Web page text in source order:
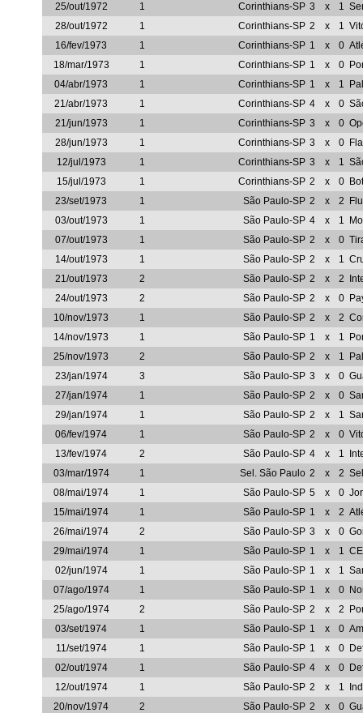
25/out/1972
1 Corinthians-SP 3 x 1
28/out/1972
1 Corinthians-SP 2 x 1
16/fev/1973
1 Corinthians-SP 1 x 0
18/mar/1973
1 Corinthians-SP 1 x 0
04/abr/1973
1 Corinthians-SP 1 x 1
21/abr/1973
1 Corinthians-SP 4 x 0
21/jun/1973
1 Corinthians-SP 3 x 0
28/jun/1973
1 Corinthians-SP 3 x 0
12/jul/1973
1 Corinthians-SP 3 x 1
15/jul/1973
1 Corinthians-SP 2 x 0
23/set/1973
1 São Paulo-SP 2 x 2
03/out/1973
1 São Paulo-SP 4 x 1
07/out/1973
1 São Paulo-SP 2 x 0
14/out/1973
1 São Paulo-SP 2 x 1
21/out/1973
2 São Paulo-SP 2 x 2
24/out/1973
2 São Paulo-SP 2 x 0
10/nov/1973
1 São Paulo-SP 2 x 2
14/nov/1973
1 São Paulo-SP 1 x 1
25/nov/1973
2 São Paulo-SP 2 x 1
23/jan/1974
3 São Paulo-SP 3 x 0
27/jan/1974
1 São Paulo-SP 2 x 0
29/jan/1974
1 São Paulo-SP 2 x 1
06/fev/1974
1 São Paulo-SP 2 x 0
13/fev/1974
2 São Paulo-SP 4 x 1
03/mar/1974
1 Sel. São Paulo 2 x 2
08/mai/1974
1 São Paulo-SP 5 x 0
15/mai/1974
1 São Paulo-SP 1 x 2
26/mai/1974
2 São Paulo-SP 3 x 0
29/mai/1974
1 São Paulo-SP 1 x 1
02/jun/1974
1 São Paulo-SP 1 x 1
07/ago/1974
1 São Paulo-SP 1 x 0
25/ago/1974
2 São Paulo-SP 2 x 2
03/set/1974
1 São Paulo-SP 1 x 0
11/set/1974
1 São Paulo-SP 1 x 0
02/out/1974
1 São Paulo-SP 4 x 0
12/out/1974
1 São Paulo-SP 2 x 1
20/nov/1974
2 São Paulo-SP 2 x 0